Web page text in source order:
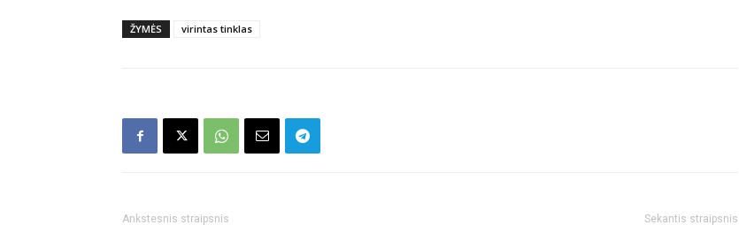
ŽYMĖS virintas tinklas
Ankstesnis straipsnis Sekantis straipsnis